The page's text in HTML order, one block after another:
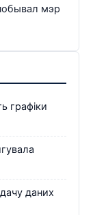
мэр
графіки
даних